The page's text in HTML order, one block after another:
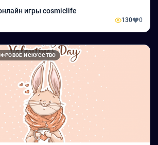
игры cosmiclife
130 0
ИСКУССТВО